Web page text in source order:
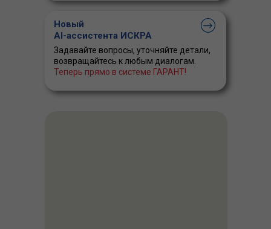
Новый
AI-ассистента ИСКРА
Задавайте вопросы, уточняйте детали,
возвращайтесь к любым диалогам.
Теперь прямо в системе ГАРАНТ!